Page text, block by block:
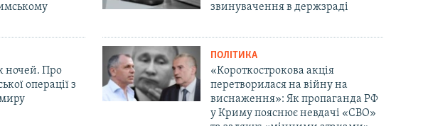
звинувачення в держзраді
ночей. Про
операції з
ПОЛІТИКА
«Короткострокова акція
перетворилася на війну на
виснаження»: Як пропаганда РФ
у Криму пояснює невдачі «СВО»